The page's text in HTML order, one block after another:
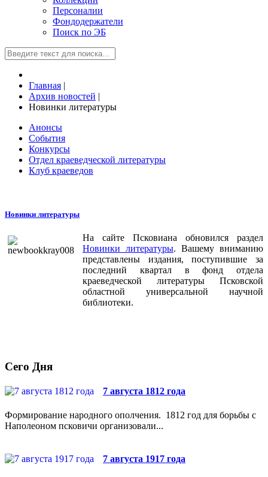
Персоналии
Фондодержатели
Поиск по ЭБ
Главная |
Архив новостей |
Новинки литературы
Анонсы
События
Конкурсы
Отдел краеведческой литературы
Клуб краеведов
Новинки литературы
На сайте Псковиана обновился раздел
Новинки литературы. Вашему вниманию
представлены издания, поступившие за
последний квартал в фонд отдела
краеведческой литературы Псковской
областной универсальной научной
библиотеки.
Сего Дня
7 августа 1812 года
Формирование народного ополчения. 1812 год для борьбы с
Наполеоном псковичи организовали...
7 августа 1917 года